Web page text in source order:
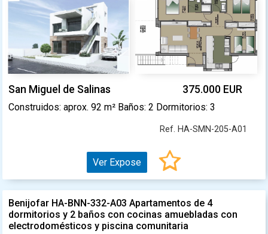
San Miguel de Salinas 375.000 EUR
Construidos: aprox. 92 m² Baños: 2 Dormitorios: 3
Ref. HA-SMN-205-A01
Ver Expose
Benijofar HA-BNN-332-A03 Apartamentos de 4
dormitorios y 2 baños con cocinas amuebladas con
electrodomésticos y piscina comunitaria